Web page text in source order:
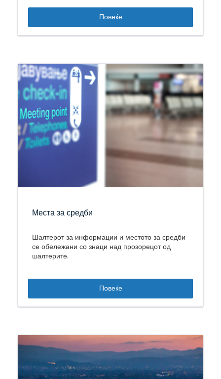
Повеќе
Места за средби
Шалтерот за информации и местото за средби
се обележани со знаци над прозорецот од
шалтерите.
Повеќе